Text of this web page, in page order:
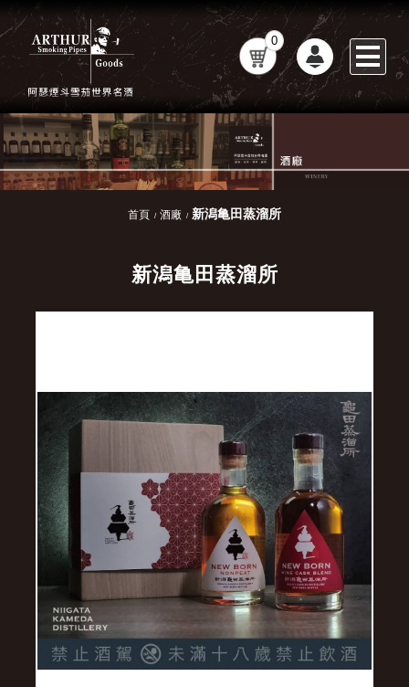
0
首頁 酒廠 新潟亀田蒸溜所
新潟亀田蒸溜所